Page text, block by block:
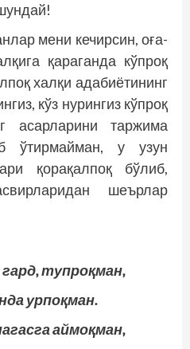
мени кечирсин, оға-
қараганда кўпроқ
халқи адабиётининг
кўз нурингиз кўпроқ
асарларини таржима
ўтирмайман, у узун
қорақалпоқ бўлиб,
шеърлар
тупроқман,
урпоқман.
аймоқман,